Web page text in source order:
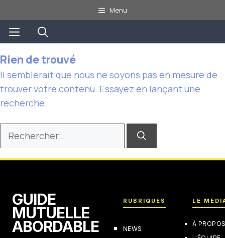
au
contenu
Menu
Menu
Rien de trouvé
Il semblerait que nous ne soyons pas en mesure de
trouver votre contenu. Essayez en lançant une
recherche.
Rechercher :
GUIDE
MUTUELLE
ABORDABLE
RUBRIQUES
NEWS
LE
À